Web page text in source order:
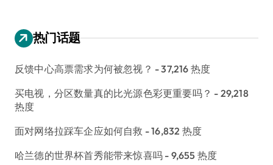
热门话题
反馈中心高票需求为何被忽视？ - 37,216 热度
买电视，分区数量真的比光源色彩更重要吗？ - 29,218
热度
面对网络拉踩车企应如何自救 - 16,832 热度
哈兰德的世界杯首秀能带来惊喜吗 - 9,655 热度